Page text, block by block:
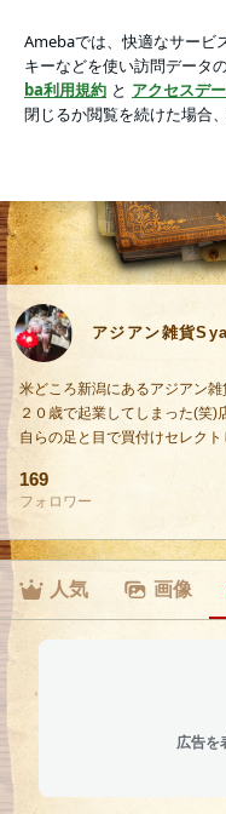
アプリをダウンロードして
ょう。
アジアン雑貨
米どころ新潟にあるアジアン
２０歳で起業してしまった(笑
自らの足と目で買付けセレクト
169
フォロワー
人気 画像
広告を